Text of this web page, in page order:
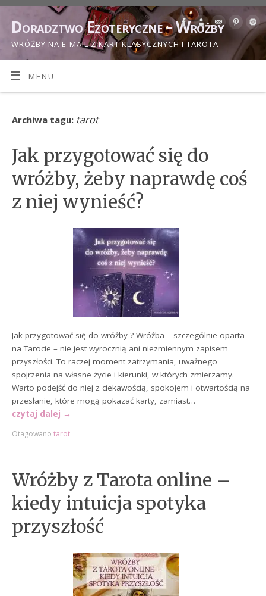
Doradztwo Ezoteryczne - Wróżby
WRÓŻBY NA E-MAIL Z KART KLASYCZNYCH I TAROTA
MENU
Archiwa tagu: tarot
Jak przygotować się do
wróżby, żeby naprawdę coś
z niej wynieść?
Jak przygotować się do wróżby ? Wróżba – szczególnie oparta
na Tarocie – nie jest wyrocznią ani niezmiennym zapisem
przyszłości. To raczej moment zatrzymania, uważnego
spojrzenia na własne życie i kierunki, w których zmierzamy.
Warto podejść do niej z ciekawością, spokojem i otwartością na
przesłanie, które mogą pokazać karty, zamiast…
czytaj dalej →
Otagowanotarot
Wróżby z Tarota online –
kiedy intuicja spotyka
przyszłość